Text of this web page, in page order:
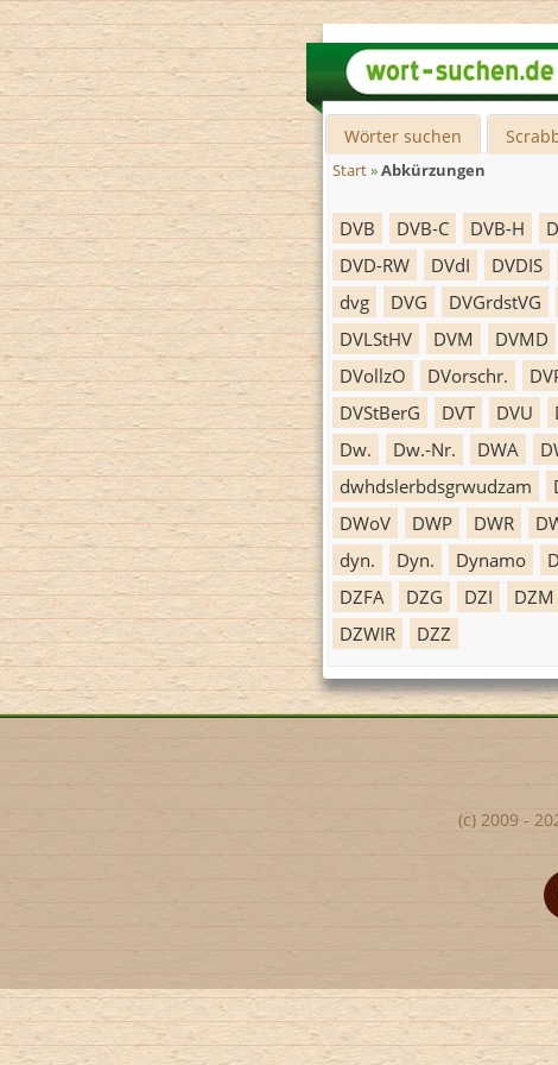
Wörter suchen
Start»Abkürzungen
DVB DVB-C DVB-H
DVD-RW
DVdI DVDIS
dvg
DVG DVGrdstVG
DVLStHV
DVM DVMD
DVollzO
DVorschr.
DVStBerG
DVT DVU
Dw.
Dw.-Nr. DWA
dwhdslerbdsgrwudzam
DWoV
DWP DWR
dyn.
Dyn. Dynamo
DZFA
DZG DZI DZM
DZWIR
DZZ
(c) 2009 -